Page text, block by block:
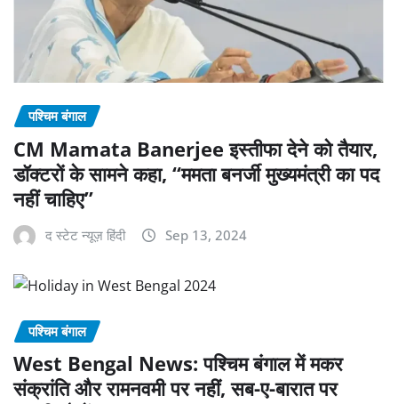
पश्चिम बंगाल
CM Mamata Banerjee इस्तीफा देने को तैयार,
डॉक्टरों के सामने कहा, “ममता बनर्जी मुख्यमंत्री का पद
नहीं चाहिए”
द स्टेट न्यूज़ हिंदी Sep 13, 2024
पश्चिम बंगाल
West Bengal News: पश्चिम बंगाल में मकर
संक्रांति और रामनवमी पर नहीं, सब-ए-बारात पर